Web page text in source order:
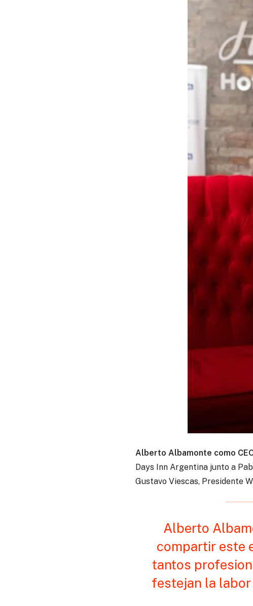
Alberto Albamonte como
Days Inn Argentina junto a
Gustavo Viescas, Presidente
Alberto
compartir este
tantos
festejan la labor